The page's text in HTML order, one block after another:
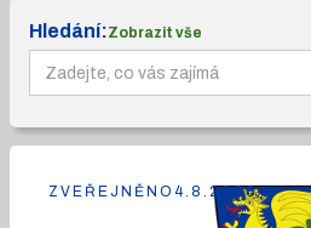
Hledání:Zobrazit vše
ZVEŘEJNĚNO 4.8.2026